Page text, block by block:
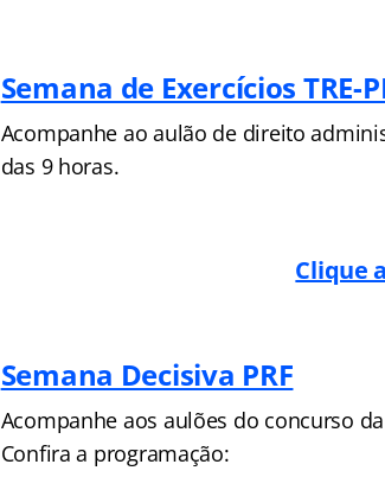
Semana de Exercícios TRE-
Acompanhe ao aulão de direito
das 9 horas.
Clique
Semana Decisiva PRF
Acompanhe aos aulões do concurso
Confira a programação: